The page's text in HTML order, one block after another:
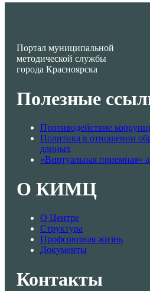
Портал муниципальной
методической службы
города Красноярска
Полезные
Противодействие
Политика в отношении
данных
«Виртуальная приемная»
О КИМЦ
О Центре
Структура
Профсоюзная жизнь
Документы
Контакты